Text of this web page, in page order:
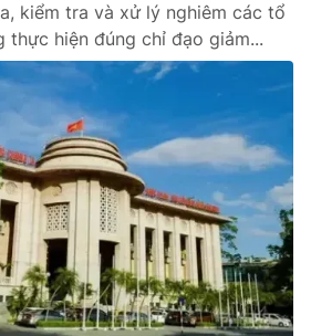
kiểm tra và xử lý nghiêm các tổ
thực hiện đúng chỉ đạo giảm...